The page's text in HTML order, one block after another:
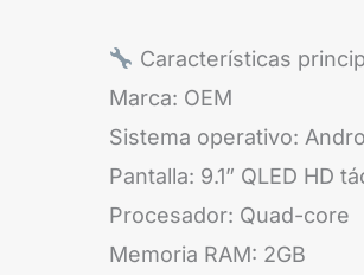
Características
Marca: OEM
Sistema operativo:
Pantalla: 9.1” QLED HD
Procesador: Quad-core
Memoria RAM: 2GB